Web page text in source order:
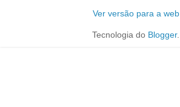
Ver versão para a web
Tecnologia do Blogger.